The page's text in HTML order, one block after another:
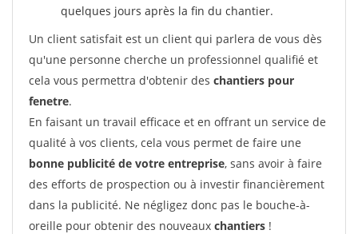
quelques jours après la fin du chantier.
Un client satisfait est un client qui parlera de vous dès
qu'une personne cherche un professionnel qualifié et
cela vous permettra d'obtenir des chantiers pour
fenetre.
En faisant un travail efficace et en offrant un service de
qualité à vos clients, cela vous permet de faire une
bonne publicité de votre entreprise, sans avoir à faire
des efforts de prospection ou à investir financièrement
dans la publicité. Ne négligez donc pas le bouche-à-
oreille pour obtenir des nouveaux chantiers !